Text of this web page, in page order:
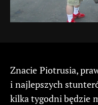
Znacie Piotrusia,
i najlepszych
kilka tygodni będzie